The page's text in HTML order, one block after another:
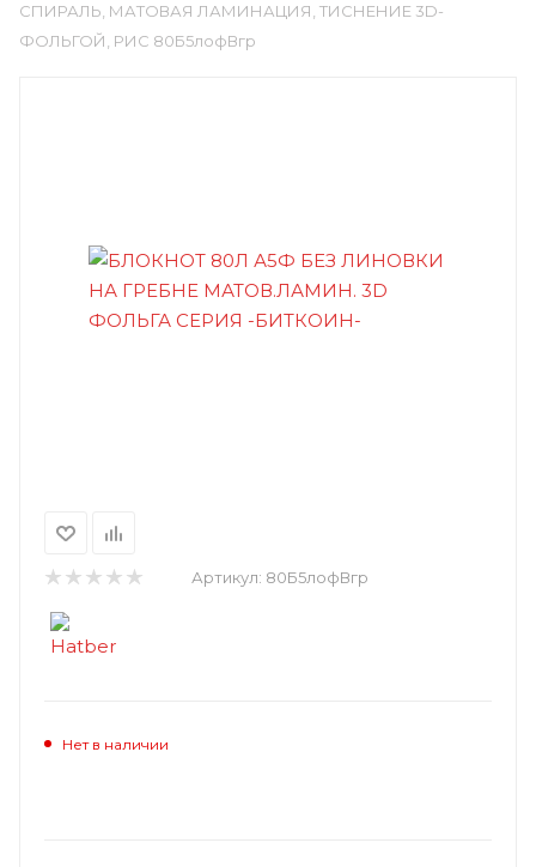
СПИРАЛЬ, МАТОВАЯ ЛАМИНАЦИЯ, ТИСНЕНИЕ 3D-
ФОЛЬГОЙ, РИС 80Б5лофВгр
Артикул: 80Б5лофВгр
Нет в наличии